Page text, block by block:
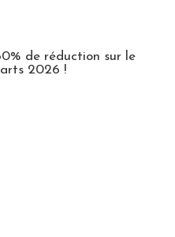
de réduction sur le
2026 !